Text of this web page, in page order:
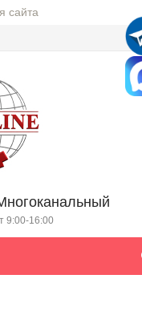
сайта
9:00-16:00